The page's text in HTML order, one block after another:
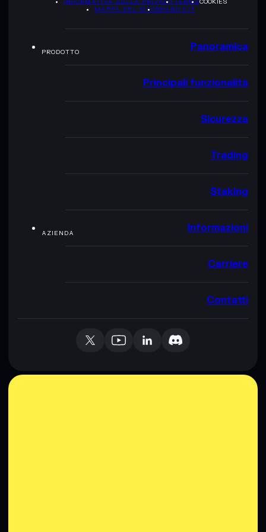
MAPPA DEL SITOBRAND KIT
PRODOTTO Panoramica
Principali funzionalità
Sicurezza
Trading
Staking
AZIENDA Informazioni
Carriere
Contatti